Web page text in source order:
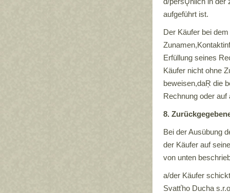
aufgeführt ist.
Der Käufer bei
Erfüllung seines
Käufer nicht ohne
beweisen,daŖ die
Rechnung oder
8.
Bei der Ausübung
der Käufer auf
von unten
a/der Käufer
Svatťho Ducha